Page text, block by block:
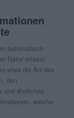
automatisch
Natur erfasst.
etwa die Art des
den
und ähnliches.
welche